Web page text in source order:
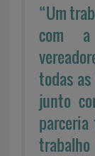
“Um
com a
todas
junto